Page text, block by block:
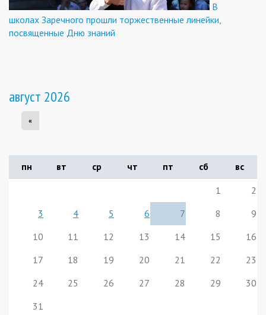
В
школах Заречного прошли торжественные линейки,
посвященные Дню знаний
август 2026
«
пн вт ср чт пт сб
вс
1
2
3
4 5 6 7 8
9
10
11 12 13 14 15
16
17
18 19 20 21 22
23
24
25 26 27 28 29
30
31